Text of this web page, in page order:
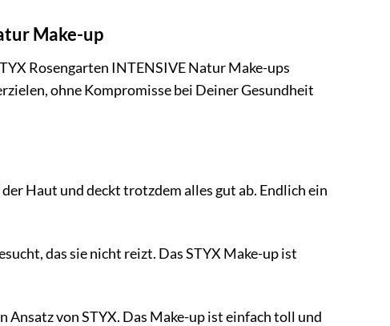
Make-up
Rosengarten INTENSIVE Natur Make-ups
ohne Kompromisse bei Deiner Gesundheit
Haut und deckt trotzdem alles gut ab. Endlich ein
das sie nicht reizt. Das STYX Make-up ist
von STYX. Das Make-up ist einfach toll und